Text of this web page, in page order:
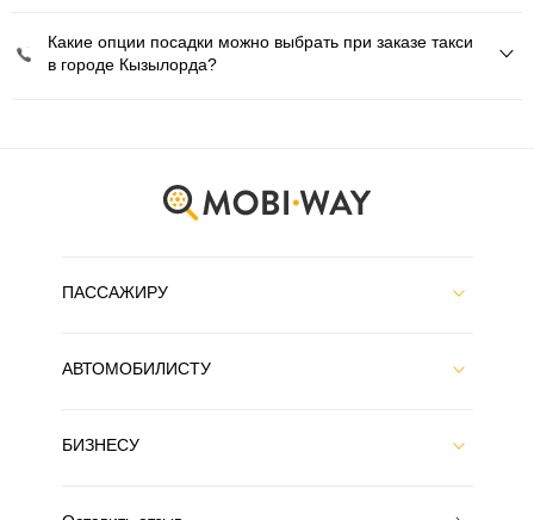
Какие опции посадки можно выбрать при заказе такси
в городе Кызылорда?
ПАССАЖИРУ
АВТОМОБИЛИСТУ
БИЗНЕСУ